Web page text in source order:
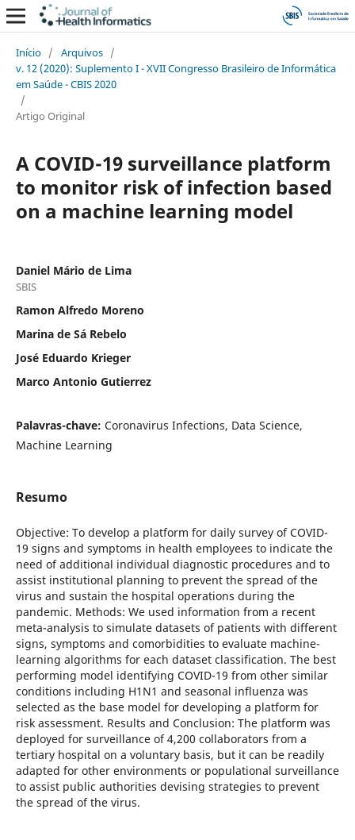
Início / Arquivos /
v. 12 (2020): Suplemento I - XVII Congresso Brasileiro de Informática
em Saúde - CBIS 2020
/
Artigo Original
A COVID-19 surveillance platform
to monitor risk of infection based
on a machine learning model
Daniel Mário de Lima
SBIS
Ramon Alfredo Moreno
Marina de Sá Rebelo
José Eduardo Krieger
Marco Antonio Gutierrez
Palavras-chave: Coronavirus Infections, Data Science,
Machine Learning
Resumo
Objective: To develop a platform for daily survey of COVID-
19 signs and symptoms in health employees to indicate the
need of additional individual diagnostic procedures and to
assist institutional planning to prevent the spread of the
virus and sustain the hospital operations during the
pandemic. Methods: We used information from a recent
meta-analysis to simulate datasets of patients with different
signs, symptoms and comorbidities to evaluate machine-
learning algorithms for each dataset classification. The best
performing model identifying COVID-19 from other similar
conditions including H1N1 and seasonal influenza was
selected as the base model for developing a platform for
risk assessment. Results and Conclusion: The platform was
deployed for surveillance of 4,200 collaborators from a
tertiary hospital on a voluntary basis, but it can be readily
adapted for other environments or populational surveillance
to assist public authorities devising strategies to prevent
the spread of the virus.